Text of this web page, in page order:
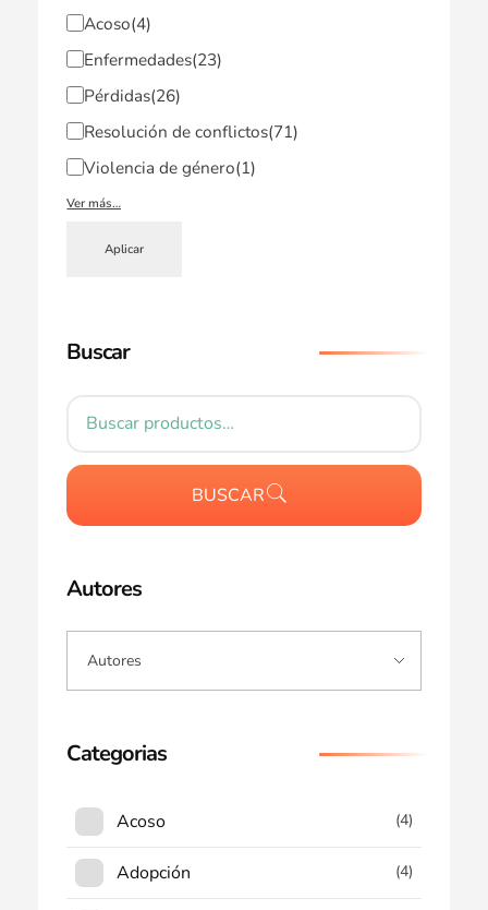
Acoso(4)
Enfermedades(23)
Pérdidas(26)
Resolución de conflictos(71)
Violencia de género(1)
Ver más…
Aplicar
Buscar
BUSCAR
Autores
Categorias
Acoso (4)
Adopción (4)